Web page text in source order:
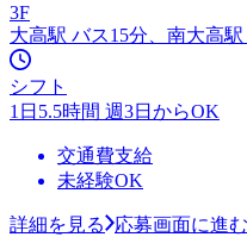
3F
大高駅 バス15分、南大高駅
シフト
1日5.5時間 週3日からOK
交通費支給
未経験OK
詳細を見る
応募画面に進む